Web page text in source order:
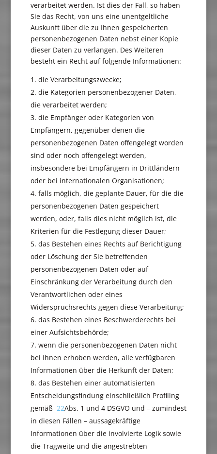
verarbeitet werden. Ist dies der Fall, so haben
Sie das Recht, von uns eine unentgeltliche
Auskunft über die zu Ihnen gespeicherten
personenbezogenen Daten nebst einer Kopie
dieser Daten zu verlangen. Des Weiteren
besteht ein Recht auf folgende Informationen:
die Verarbeitungszwecke;
die Kategorien personenbezogener Daten,
die verarbeitet werden;
die Empfänger oder Kategorien von
Empfängern, gegenüber denen die
personenbezogenen Daten offengelegt worden
sind oder noch offengelegt werden,
insbesondere bei Empfängern in Drittländern
oder bei internationalen Organisationen;
falls möglich, die geplante Dauer, für die die
personenbezogenen Daten gespeichert
werden, oder, falls dies nicht möglich ist, die
Kriterien für die Festlegung dieser Dauer;
das Bestehen eines Rechts auf Berichtigung
oder Löschung der Sie betreffenden
personenbezogenen Daten oder auf
Einschränkung der Verarbeitung durch den
Verantwortlichen oder eines
Widerspruchsrechts gegen diese Verarbeitung;
das Bestehen eines Beschwerderechts bei
einer Aufsichtsbehörde;
wenn die personenbezogenen Daten nicht
bei Ihnen erhoben werden, alle verfügbaren
Informationen über die Herkunft der Daten;
das Bestehen einer automatisierten
Entscheidungsfindung einschließlich Profiling
gemäß 22Abs. 1 und 4 DSGVO und – zumindest
in diesen Fällen – aussagekräftige
Informationen über die involvierte Logik sowie
die Tragweite und die angestrebten